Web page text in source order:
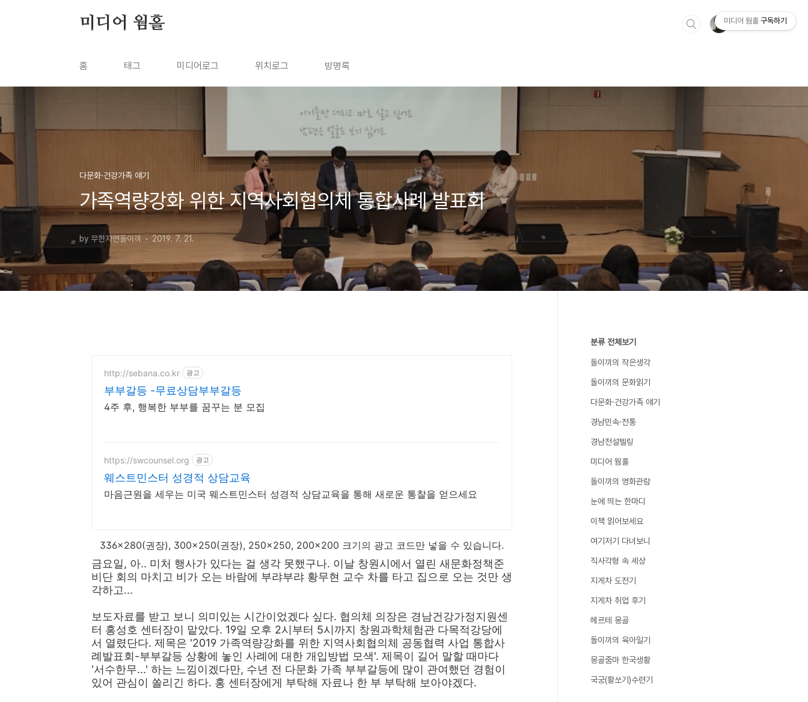
미디어 웜홀
홈 태그 미디어로그 위치로그 방명록
다문화·건강가족 얘기
가족역량강화 위한 지역사회협의체 통합사례 발표회
by 무한자연돌이끼 2019. 7. 21.
http://sebana.co.kr 광고
부부갈등 -무료상담부부갈등
4주 후, 행복한 부부를 꿈꾸는 분 모집
https://swcounsel.org 광고
웨스트민스터 성경적 상담교육
마음근원을 세우는 미국 웨스트민스터 성경적 상담교육을 통해 새로운 통찰을 얻으세요
336x280(권장), 300x250(권장), 250x250, 200x200 크기의 광고 코드만 넣을 수 있습니다.
금요일, 아.. 미처 행사가 있다는 걸 생각 못했구나. 이날 창원시에서 열린 새문화정책준
비단 회의 마치고 비가 오는 바람에 부랴부랴 황무현 교수 차를 타고 집으로 오는 것만 생
각하고...
보도자료를 받고 보니 의미있는 시간이었겠다 싶다. 협의체 의장은 경남건강가정지원센
터 홍성호 센터장이 맡았다. 19일 오후 2시부터 5시까지 창원과학체험관 다목적강당에
서 열렸단다. 제목은 '2019 가족역량강화를 위한 지역사회협의체 공동협력 사업 통합사
례발표회-부부갈등 상황에 놓인 사례에 대한 개입방법 모색'. 제목이 길어 말할 때마다
'서수한무...' 하는 느낌이겠다만, 수년 전 다문화 가족 부부갈등에 많이 관여했던 경험이
있어 관심이 쏠리긴 하다. 홍 센터장에게 부탁해 자료나 한 부 부탁해 보아야겠다.
분류 전체보기
돌이끼의 작은생각
돌이끼의 문화읽기
다문화·건강가족 얘기
경남민속·전통
경남전설텔링
미디어 웜홀
돌이끼의 영화관람
눈에 띄는 한마디
이책 읽어보세요
여기저기 다녀보니
직사각형 속 세상
지게차 도전기
지게차 취업 후기
헤르테 몽골
돌이끼의 육아일기
몽골줌마 한국생활
국궁(활쏘기)수련기
미디어 웜홀 구독하기